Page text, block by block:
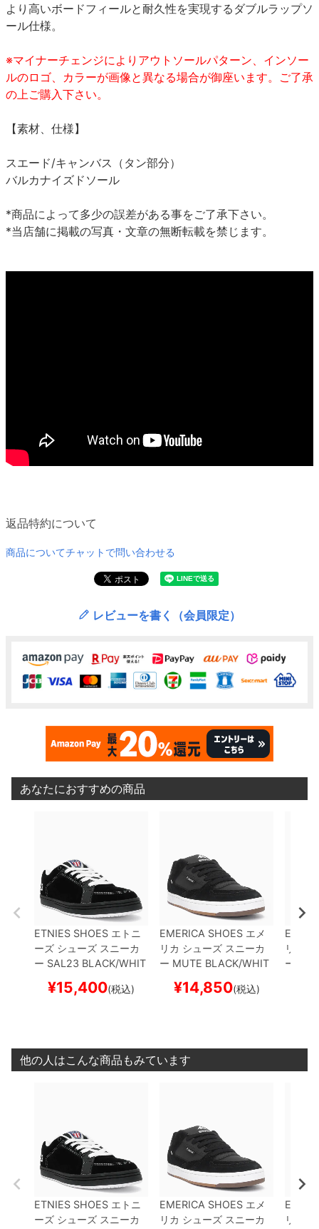
より高いボードフィールと耐久性を実現するダブルラップソ
ール仕様。
※マイナーチェンジによりアウトソールパターン、インソー
ルのロゴ、カラーが画像と異なる場合が御座います。ご了承
の上ご購入下さい。
【素材、仕様】
スエード/キャンバス（タン部分）
バルカナイズドソール
*商品によって多少の誤差がある事をご了承下さい。
*当店舗に掲載の写真・文章の無断転載を禁じます。
返品特約について
商品についてチャットで問い合わせる
レビューを書く（会員限定）
あなたにおすすめの商品
ETNIES SHOES エトニ
ーズ シューズ スニーカ
ー SAL23 BLACK/WHIT
¥15,400(税込)
EMERICA SHOES エメ
リカ シューズ スニーカ
ー MUTE BLACK/WHIT
¥14,850(税込)
リカ
ー
他の人はこんな商品もみています
ETNIES SHOES エトニ
ーズ シューズ スニーカ
EMERICA SHOES エメ
リカ シューズ スニーカ
リカ